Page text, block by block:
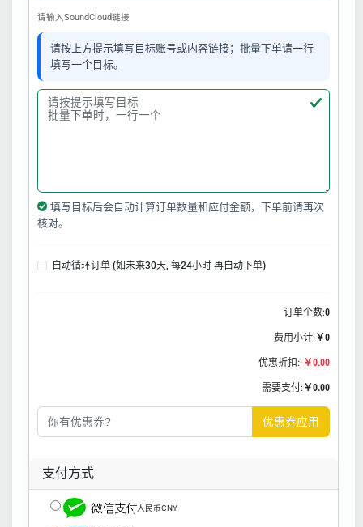
请输入SoundCloud链接
请按上方提示填写目标账号或内容链接；批量下单请一行
填写一个目标。
填写目标后会自动计算订单数量和应付金额，下单前请再次
核对。
自动循环订单 (如未来30天, 每24小时 再自动下单)
订单个数:0
费用小计: ￥0
优惠折扣:-￥0.00
需要支付: ￥0.00
优惠券应用
支付方式
人民币CNY